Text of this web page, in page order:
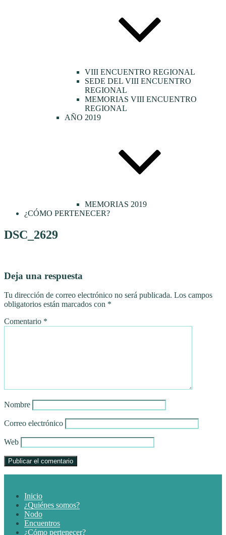
VIII ENCUENTRO REGIONAL
SEDE DEL VIII ENCUENTRO
REGIONAL
MEMORIAS VIII ENCUENTRO
REGIONAL
AÑO 2019
MEMORIAS 2019
¿CÓMO PERTENECER?
DSC_2629
Deja una respuesta
Tu dirección de correo electrónico no será publicada. Los campos
obligatorios están marcados con *
Comentario *
Nombre
Correo electrónico
Web
Inicio
¿Quiénes somos?
Nodo
Encuentros
¿Cómo pertenecer?